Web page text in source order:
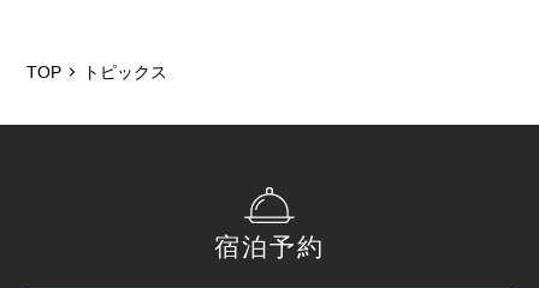
2025/12
TOP トピックス
宿泊予約